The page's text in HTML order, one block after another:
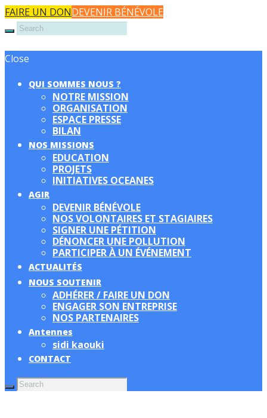
FAIRE UN DONDEVENIR BÉNÉVOLE
Close
QUI SOMMES NOUS ?
NOTRE MISSION
ORGANISATION
ESPACE PRESSE
BILAN
NOS MISSIONS
EDUCATION
PROJETS
INITIATIVES OCEANES
AGIR
DEVENIR BÉNÉVOLE
NOS VOLONTAIRES ET STAGIAIRES
SIGNER UNE PÉTITION
DÉNONCER UNE POLLUTION
PARTICIPER À UN ÉVÉNEMENT
ACTUALITÉS
NOUS SOUTENIR
ADHÉRER / FAIRE UN DON
ENGAGER SON ENTREPRISE
NOS PARTENAIRES
Antennes
sidi kaouki
CONTACT